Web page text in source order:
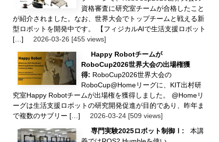
資格審査に研究室チームが合格したこと
が紹介されました。なお、世界大会でトップチームと戦える新
型ロボットを開発中です。 【フィジカルAIで生活支援ロボット
[…]
2026-03-26 [455 views]
Happy Robotチームが
RoboCup2026世界大会の出場権獲
得: RoboCup2026世界大会の
RoboCup@Homeリーグに、KIT出村研
究室Happy Robotチームが出場権を獲得しました。 @Homeリ
ーグは生活支援ロボットの研究開発促進が目的であり、昨年ま
で複数のサブリー […]
2026-03-24 [509 views]
専門実験2025ロボット制御Ⅰ:
本講